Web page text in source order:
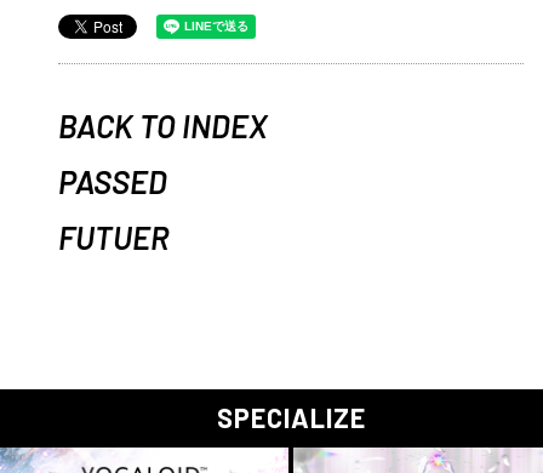
BACK TO INDEX
PASSED
FUTUER
SPECIALIZE